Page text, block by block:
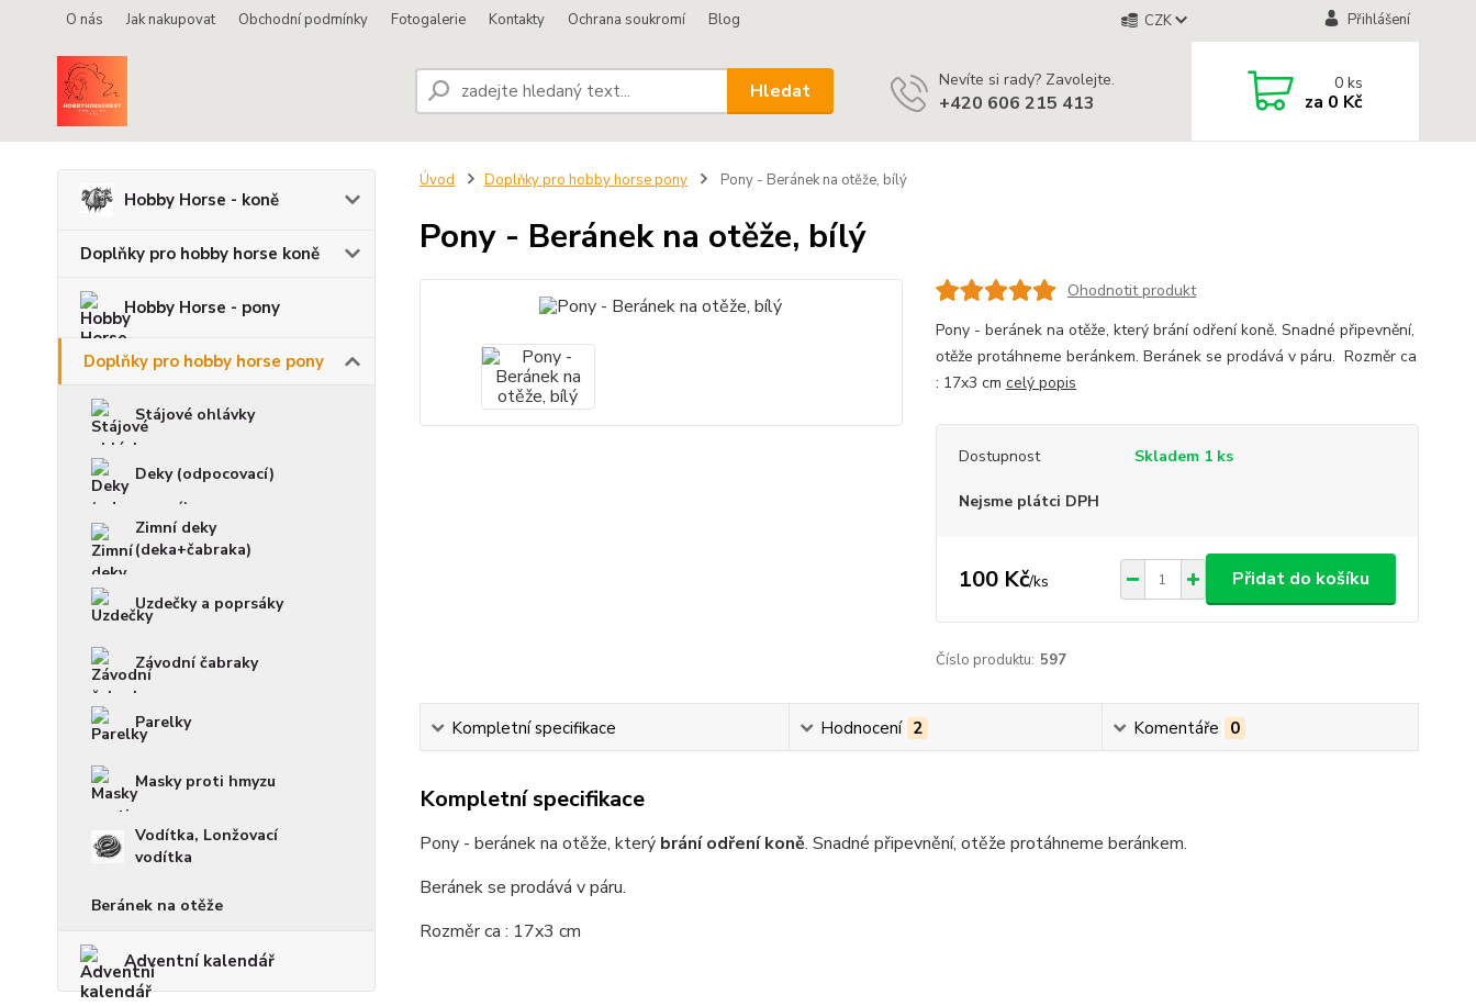
O nás Jak nakupovat Obchodní podmínky Fotogalerie Kontakty Ochrana soukromí Blog CZK Přihlášení
Hledat Nevíte si rady? Zavolejte.
+420 606 215 413
0ks
za 0 Kč
Hobby Horse - koně
Doplňky pro hobby horse koně
Hobby Horse - pony
Doplňky pro hobby horse pony
Stájové ohlávky
Deky (odpocovací)
Zimní deky
(deka+čabraka)
Uzdečky a poprsáky
Závodní čabraky
Parelky
Masky proti hmyzu
Vodítka, Lonžovací
vodítka
Beránek na otěže
Adventní kalendář
Úvod Doplňky pro hobby horse pony Pony - Beránek na otěže, bílý
Pony - Beránek na otěže, bílý
Ohodnotit produkt
Pony - beránek na otěže, který brání odření koně. Snadné připevnění,
otěže protáhneme beránkem. Beránek se prodává v páru. Rozměr ca
: 17x3 cm celý popis
Dostupnost Skladem 1 ks
Nejsme plátci DPH
100 Kč/ks Přidat do košíku
Číslo produktu: 597
Kompletní specifikace Hodnocení 2 Komentáře 0
Kompletní specifikace
Pony - beránek na otěže, který brání odření koně. Snadné připevnění, otěže protáhneme beránkem.
Beránek se prodává v páru.
Rozměr ca : 17x3 cm